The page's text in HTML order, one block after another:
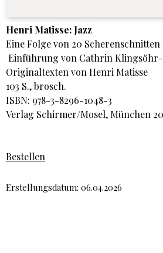
Henri Matisse: Jazz
Eine Folge von 20
Einführung von Cathrin
Originaltexten von Henri Matisse
103 S., brosch.
ISBN: 978-3-8296-1048-3
Verlag Schirmer/Mosel, München
Bestellen
Erstellungsdatum: 06.04.2026